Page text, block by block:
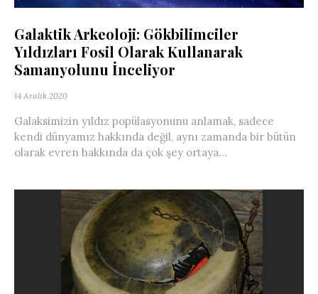
Galaktik Arkeoloji: Gökbilimciler
Yıldızları Fosil Olarak Kullanarak
Samanyolunu İnceliyor
14 Aralık 2020
Galaksimizin yıldız popülasyonunu anlamak, sadece
kendi dünyamız hakkında değil, aynı zamanda bir bütün
olarak evren hakkında da çok şey ortaya...